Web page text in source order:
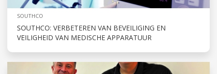
SOUTHCO
SOUTHCO: VERBETEREN VAN BEVEILIGING EN
VEILIGHEID VAN MEDISCHE APPARATUUR